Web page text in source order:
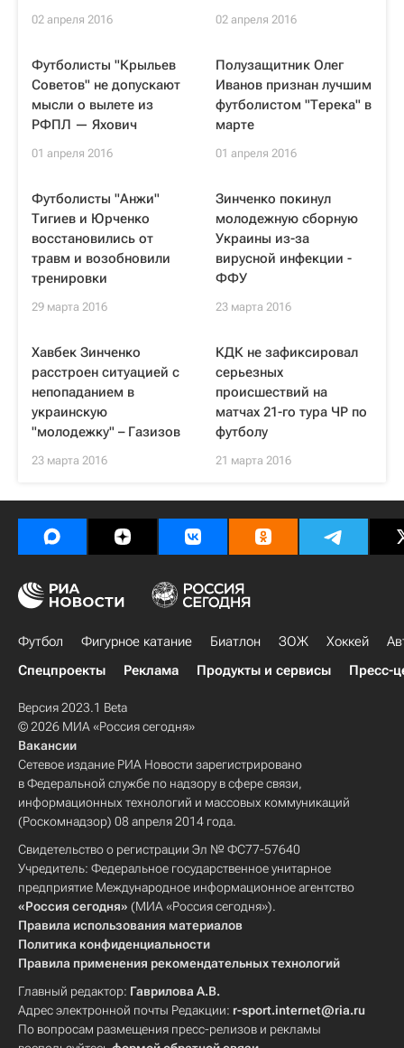
02 апреля 2016 02 апреля 2016
Футболисты "Крыльев
Советов" не допускают
мысли о вылете из
РФПЛ — Яхович
01 апреля 2016
Полузащитник Олег
Иванов признан лучшим
футболистом "Терека" в
марте
01 апреля 2016
Футболисты "Анжи"
Тигиев и Юрченко
восстановились от
травм и возобновили
тренировки
29 марта 2016
Зинченко покинул
молодежную сборную
Украины из-за
вирусной инфекции -
ФФУ
23 марта 2016
Хавбек Зинченко
расстроен ситуацией с
непопаданием в
украинскую
"молодежку" – Газизов
23 марта 2016
КДК не зафиксировал
серьезных
происшествий на
матчах 21-го тура ЧР по
футболу
21 марта 2016
Футбол Фигурное катание Биатлон ЗОЖ Хоккей
Спецпроекты
Реклама Продукты и сервисы Пресс-
Версия 2023.1 Beta
© 2026 МИА «Россия сегодня»
Вакансии
Сетевое издание РИА Новости зарегистрировано
в Федеральной службе по надзору в сфере связи,
информационных технологий и массовых коммуникаций
(Роскомнадзор) 08 апреля 2014 года.
Свидетельство о регистрации Эл № ФС77-57640
Учредитель: Федеральное государственное унитарное
предприятие Международное информационное агентство
«Россия сегодня» (МИА «Россия сегодня»).
Правила использования материалов
Политика конфиденциальности
Правила применения рекомендательных технологий
Главный редактор: Гаврилова А.В.
Адрес электронной почты Редакции: r-sport.internet@ria.ru
По вопросам размещения пресс-релизов и рекламы